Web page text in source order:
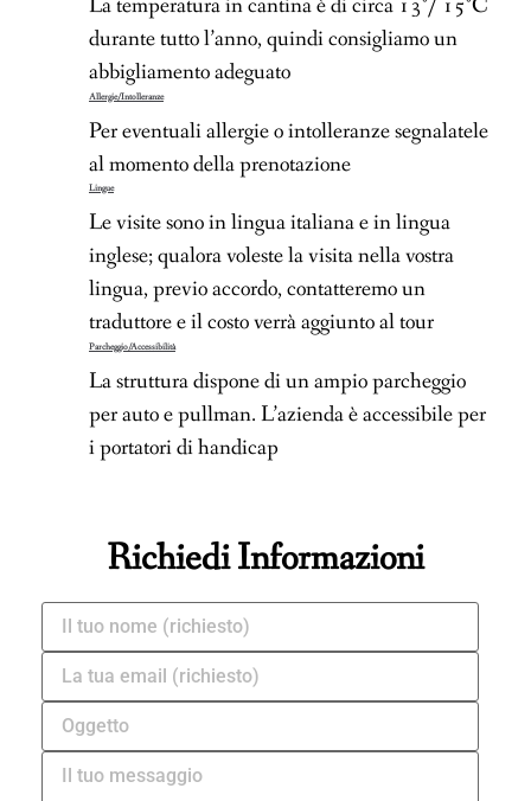
La temperatura in cantina è di circa 13°/ 15°C
durante tutto l’anno, quindi consigliamo un
abbigliamento adeguato
Allergie/Intolleranze
Per eventuali allergie o intolleranze segnalatele
al momento della prenotazione
Lingue
Le visite sono in lingua italiana e in lingua
inglese; qualora voleste la visita nella vostra
lingua, previo accordo, contatteremo un
traduttore e il costo verrà aggiunto al tour
Parcheggio/Accessibilità
La struttura dispone di un ampio parcheggio
per auto e pullman. L’azienda è accessibile per
i portatori di handicap
Richiedi Informazioni